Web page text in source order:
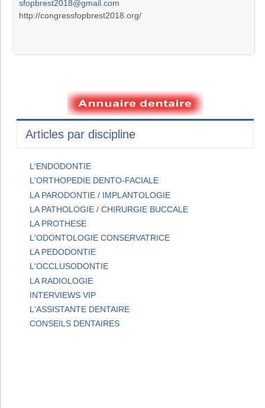
sfopbrest2018@gmail.com
http://congressfopbrest2018.org/
Articles par discipline
L'ENDODONTIE
L'ORTHOPEDIE DENTO-FACIALE
LA PARODONTIE / IMPLANTOLOGIE
LA PATHOLOGIE / CHIRURGIE BUCCALE
LA PROTHESE
L'ODONTOLOGIE CONSERVATRICE
LA PEDODONTIE
L'OCCLUSODONTIE
LA RADIOLOGIE
INTERVIEWS VIP
L'ASSISTANTE DENTAIRE
CONSEILS DENTAIRES